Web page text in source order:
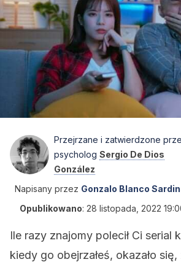
Przejrzane i zatwierdzone
psycholog Sergio De Dios
González
Napisany przez Gonzalo Blanco
Opublikowano: 28 listopada, 2022
Ile razy znajomy polecił Ci serial
kiedy go obejrzałeś, okazało